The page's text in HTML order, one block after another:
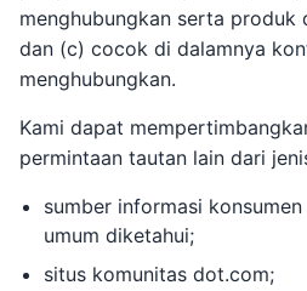
menghubungkan serta produk
dan (c) cocok di dalamnya
menghubungkan.
Kami dapat
permintaan tautan lain dari
sumber informasi
umum diketahui;
situs komunitas dot.com;